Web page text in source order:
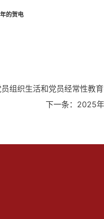
的贺电
组织生活和党员经常性教
下一条： 2025年